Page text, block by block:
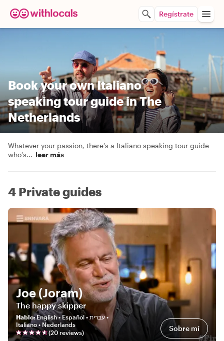
Regístrate
Book your own Italiano
speaking tour guide in The
Netherlands
Whatever your passion, there’s a Italiano speaking tour guide
who’s... leer más
4 Private guides
Joe (Joram)
The happy skipper
Hablo:English • Español • עברית •
Italiano • Nederlands
(20 reviews) Sobre mí